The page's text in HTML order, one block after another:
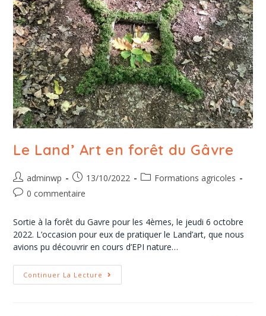
Le Land’ Art en forêt du Gâvre
adminwp 13/10/2022
Formations agricoles
0 commentaire
Sortie à la forêt du Gavre pour les 4èmes, le jeudi 6 octobre
2022. L’occasion pour eux de pratiquer le Land’art, que nous
avions pu découvrir en cours d’EPI nature…
Continuer La Lecture